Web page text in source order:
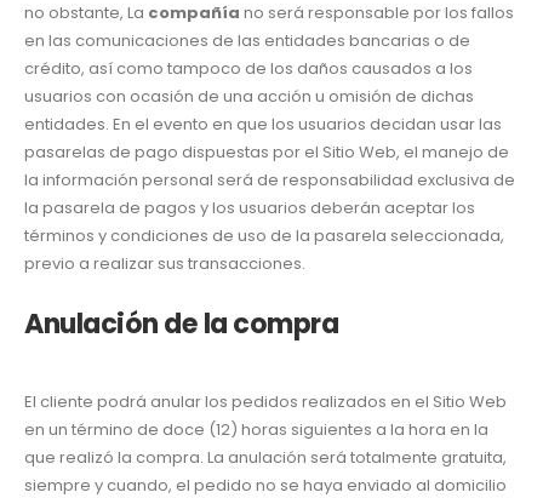
no obstante, La compañía no será responsable por los fallos
en las comunicaciones de las entidades bancarias o de
crédito, así como tampoco de los daños causados a los
usuarios con ocasión de una acción u omisión de dichas
entidades. En el evento en que los usuarios decidan usar las
pasarelas de pago dispuestas por el Sitio Web, el manejo de
la información personal será de responsabilidad exclusiva de
la pasarela de pagos y los usuarios deberán aceptar los
términos y condiciones de uso de la pasarela seleccionada,
previo a realizar sus transacciones.
Anulación de la compra
El cliente podrá anular los pedidos realizados en el Sitio Web
en un término de doce (12) horas siguientes a la hora en la
que realizó la compra. La anulación será totalmente gratuita,
siempre y cuando, el pedido no se haya enviado al domicilio